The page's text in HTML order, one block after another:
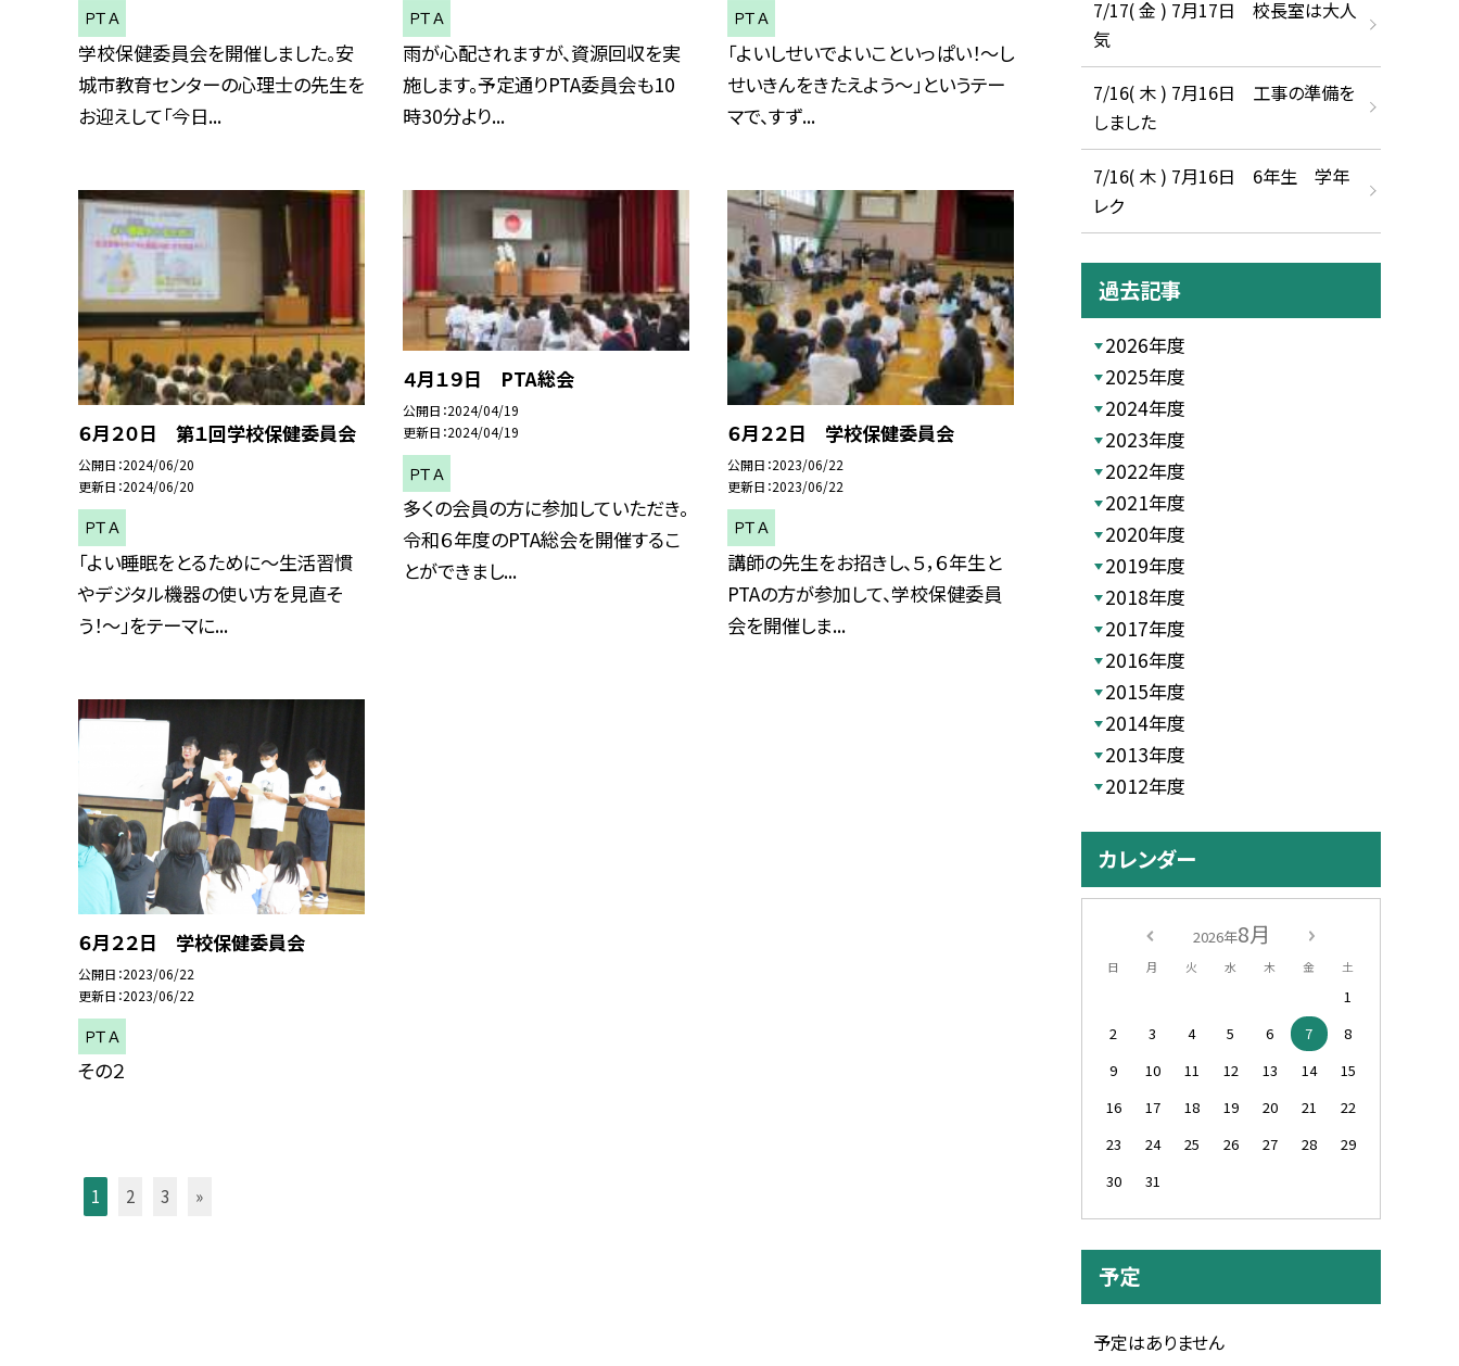
ＰＴＡ
学校保健委員会を開催しました。安
城市教育センターの心理士の先生を
お迎えして「今日...
ＰＴＡ
雨が心配されますが、資源回収を実
施します。予定通りPTA委員会も10
時30分より...
ＰＴＡ
「よいしせいでよいこといっぱい！～し
せいきんをきたえよう～」というテー
マで、すず...
６月２０日 第１回学校保健委員会
公開日 2024/06/20
更新日 2024/06/20
ＰＴＡ
「よい睡眠をとるために〜生活習慣
やデジタル機器の使い方を見直そ
う！〜」をテーマに...
４月１９日 PTA総会
公開日 2024/04/19
更新日 2024/04/19
ＰＴＡ
多くの会員の方に参加していただき。
令和６年度のPTA総会を開催するこ
とができまし...
６月２２日 学校保健委員会
公開日 2023/06/22
更新日 2023/06/22
ＰＴＡ
講師の先生をお招きし、５，６年生と
PTAの方が参加して、学校保健委員
会を開催しま...
６月２２日 学校保健委員会
公開日 2023/06/22
更新日 2023/06/22
ＰＴＡ
その２
1 2 3 »
7/17( 金 ) 7月17日 校長室は大人
気
7/16( 木 ) 7月16日 工事の準備を
しました
7/16( 木 ) 7月16日 6年生 学年
レク
過去記事
2026年度
2025年度
2024年度
2023年度
2022年度
2021年度
2020年度
2019年度
2018年度
2017年度
2016年度
2015年度
2014年度
2013年度
2012年度
カレンダー
2026年8月
日 月 火 水 木 金 土
1
2
3 4 5 6 7
8
9
10 11 12 13 14
15
16
17 18 19 20 21
22
23
24 25 26 27 28
29
30
31
予定
予定はありません